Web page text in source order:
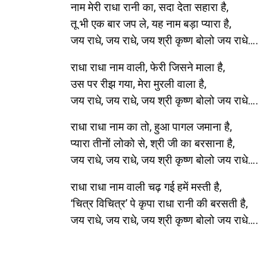
नाम मेरी राधा रानी का, सदा देता सहारा है,
तू भी एक बार जप ले, यह नाम बड़ा प्यारा है,
जय राधे, जय राधे, जय श्री कृष्ण बोलो जय राधे….
राधा राधा नाम वाली, फेरी जिसने माला है,
उस पर रीझ गया, मेरा मुरली वाला है,
जय राधे, जय राधे, जय श्री कृष्ण बोलो जय राधे….
राधा राधा नाम का तो, हुआ पागल जमाना है,
प्यारा तीनों लोको से, श्री जी का बरसाना है,
जय राधे, जय राधे, जय श्री कृष्ण बोलो जय राधे….
राधा राधा नाम वाली चढ़ गई हमें मस्ती है,
‘चित्र विचित्र’ पे कृपा राधा रानी की बरसती है,
जय राधे, जय राधे, जय श्री कृष्ण बोलो जय राधे….